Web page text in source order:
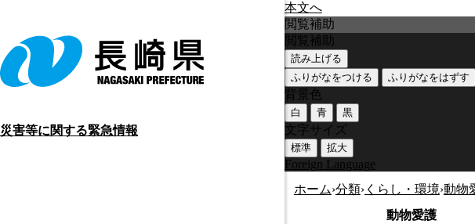
本文へ
災害等に関する緊急情報
閲覧補助
閲覧補助
読み上げる
ふりがなをつける
ふりがなをはずす
背景色
白 青 黒
文字サイズ
標準 拡大
Foreign Language
ホーム›分類›くらし・環境›動物
動物愛護